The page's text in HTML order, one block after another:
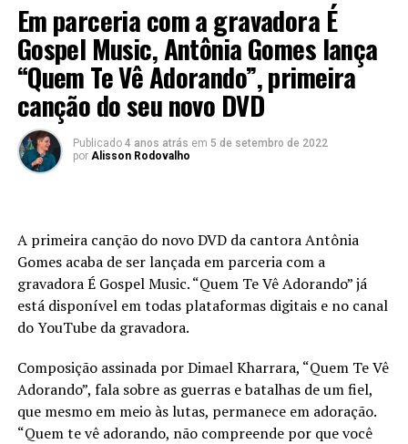
Em parceria com a gravadora É
Gospel Music, Antônia Gomes lança
“Quem Te Vê Adorando”, primeira
canção do seu novo DVD
Publicado 4 anos atrás em 5 de setembro de 2022
por Alisson Rodovalho
A primeira canção do novo DVD da cantora Antônia
Gomes acaba de ser lançada em parceria com a
gravadora É Gospel Music. “Quem Te Vê Adorando” já
está disponível em todas plataformas digitais e no canal
do YouTube da gravadora.
Composição assinada por Dimael Kharrara, “Quem Te Vê
Adorando”, fala sobre as guerras e batalhas de um fiel,
que mesmo em meio às lutas, permanece em adoração.
“Quem te vê adorando, não compreende por que você